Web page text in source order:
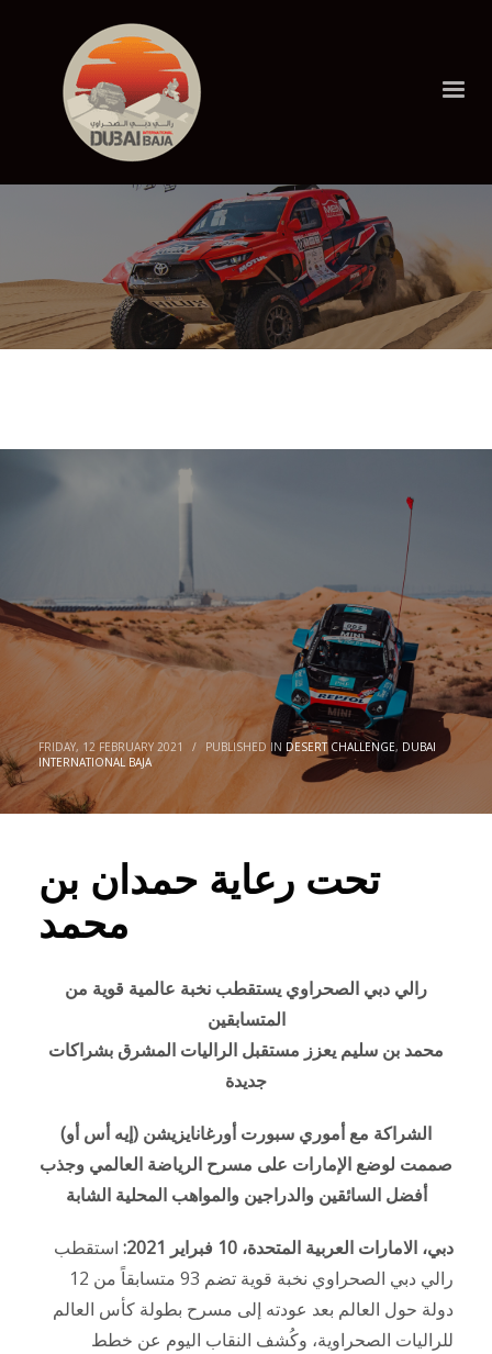
تحت رعاية حمدان بن محمد
FRIDAY, 12 FEBRUARY 2021 / PUBLISHED IN DESERT CHALLENGE, DUBAI
INTERNATIONAL BAJA
تحت رعاية حمدان بن
محمد
رالي دبي الصحراوي يستقطب نخبة عالمية قوية من
المتسابقين
محمد بن سليم يعزز مستقبل الراليات المشرق بشراكات
جديدة
الشراكة مع أموري سبورت أورغانايزيشن (إيه أس أو)
صممت لوضع الإمارات على مسرح الرياضة العالمي وجذب
أفضل السائقين والدراجين والمواهب المحلية الشابة
دبي، الامارات العربية المتحدة، 10 فبراير 2021:
استقطب
رالي دبي الصحراوي نخبة قوية تضم 93 متسابقاً من 12
دولة حول العالم بعد عودته إلى مسرح بطولة كأس العالم
للراليات الصحراوية، وكُشف النقاب اليوم عن خطط